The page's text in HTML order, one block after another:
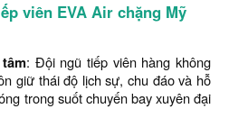
viên EVA Air chặng Mỹ
: Đội ngũ tiếp viên hàng không
giữ thái độ lịch sự, chu đáo và hỗ
trong suốt chuyến bay xuyên đại